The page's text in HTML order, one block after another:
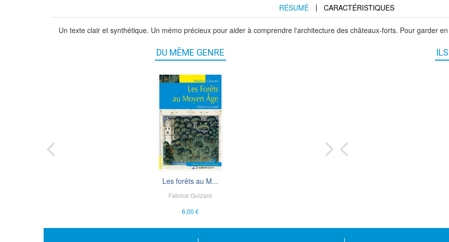
RÉSUMÉ CARACTÉRISTIQUES
Un texte clair et synthétique. Un mémo précieux pour aider à comprendre l'architecture des châteaux-forts. Pour garder
DU MÊME GENRE
Les forêts au M...
Fabrice Guizard
6,00 €
Mémo - Les abba...
Anne Baud
3,00 €